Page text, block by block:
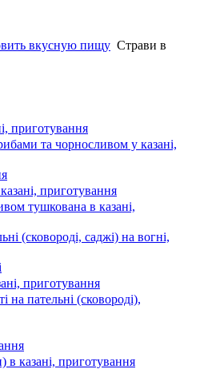
вкусную пищу Страви в
приготування
та чорносливом у казані,
приготування
тушкована в казані,
(сковороді, саджі) на вогні,
приготування
на пательні (сковороді),
казані, приготування